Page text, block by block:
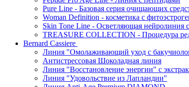
Pure Line - Базовая серия очищающих
Woman Definition - косметика с
Skin Tone Line - Осветляющая нейролиния
TREASURE COLLECTION - Процедура
Bernard Cassiere
Линия "Омолаживающий уход с
Антистрессовая Шоколадная линия
Линия "Восстановление энергии" с
Линия "Удовольствие из Лапландии"